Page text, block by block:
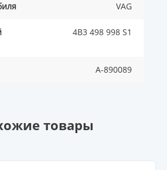
VAG
4B3 498 998 S1
A-890089
товары